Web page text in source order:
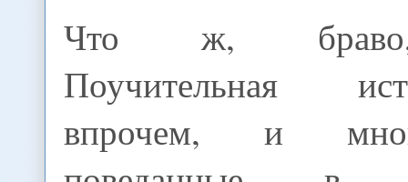
Что ж, браво,
Поучительная
впрочем, и